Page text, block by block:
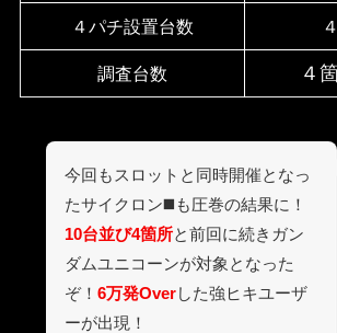
４パチ設置台数
調査台数 ４
今回もスロットと同時開催となっ
たサイクロン◼️も圧巻の結果に！
10台並び4箇所と前回に続きガン
ダムユニコーンが対象となった
ぞ！ 6万発Overした強ヒキユーザ
ーが出現！